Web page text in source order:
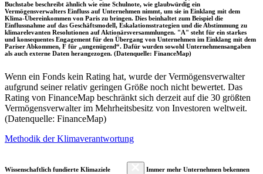
Buchstabe beschreibt ähnlich wie eine Schulnote, wie glaubwürdig ein
Vermögensverwalters Einfluss auf Unternehmen nimmt, um sie in Einklang mit dem
Klima-Übereinkommen von Paris zu bringen. Dies beinhaltet zum Beispiel die
Einflussnahme auf das Geschäftsmodell, Eskalationsstrategien und die Abstimmung zu
klimarelevanten Resolutionen auf Aktionärsversammlungen. "A" steht für ein starkes
und konsequentes Engagement für den Übergang von Unternehmen im Einklang mit dem
Pariser Abkommen, F für „ungenügend“. Dafür wurden sowohl Unternehmensangaben
als auch externe Daten herangezogen. (Datenquelle: FinanceMap)
Wenn ein Fonds kein Rating hat, wurde der Vermögensverwalter
aufgrund seiner relativ geringen Größe noch nicht bewertet. Das
Rating von FinanceMap beschränkt sich derzeit auf die 30 größten
Vermögensverwalter im Mehrheitsbesitz von Investoren weltweit.
(Datenquelle: FinanceMap)
Methodik der Klimaverantwortung
Wissenschaftlich fundierte Klimaziele
Immer mehr Unternehmen bekennen